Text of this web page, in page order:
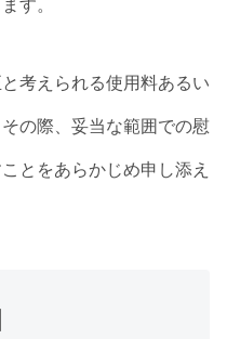
す。
考えられる使用料あるい
の際、妥当な範囲での慰
とをあらかじめ申し添え